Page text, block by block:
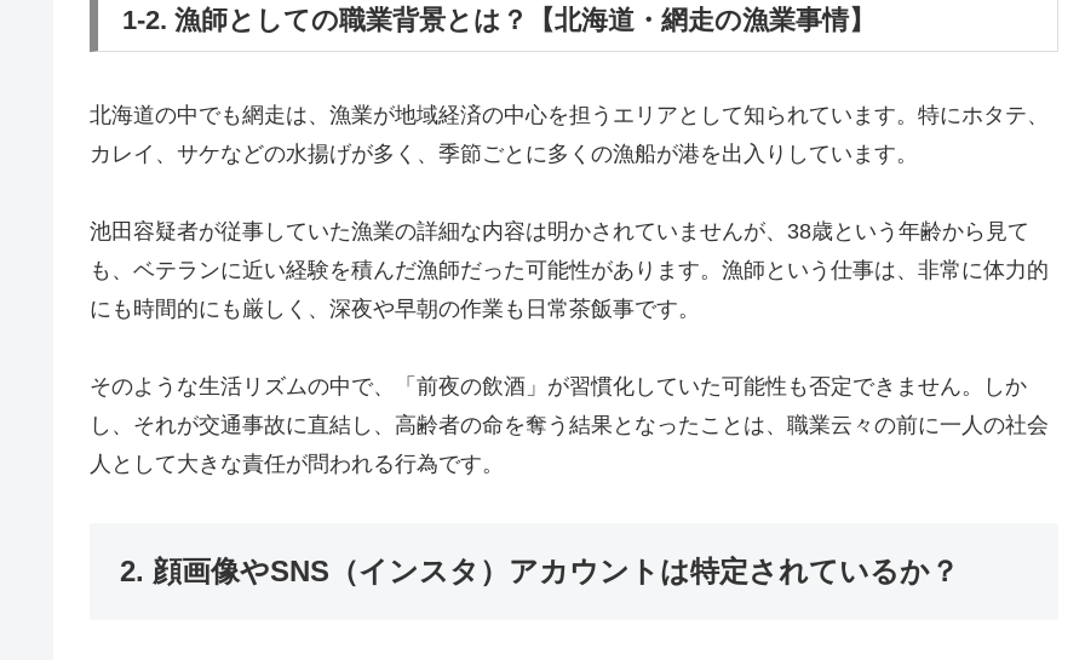
1-2. 漁師としての職業背景とは？【北海道・網走の漁業事情】
北海道の中でも網走は、漁業が地域経済の中心を担うエリアとして知られています。特にホタテ、
カレイ、サケなどの水揚げが多く、季節ごとに多くの漁船が港を出入りしています。
池田容疑者が従事していた漁業の詳細な内容は明かされていませんが、38歳という年齢から見て
も、ベテランに近い経験を積んだ漁師だった可能性があります。漁師という仕事は、非常に体力的
にも時間的にも厳しく、深夜や早朝の作業も日常茶飯事です。
そのような生活リズムの中で、「前夜の飲酒」が習慣化していた可能性も否定できません。しか
し、それが交通事故に直結し、高齢者の命を奪う結果となったことは、職業云々の前に一人の社会
人として大きな責任が問われる行為です。
2. 顔画像やSNS（インスタ）アカウントは特定されているか？